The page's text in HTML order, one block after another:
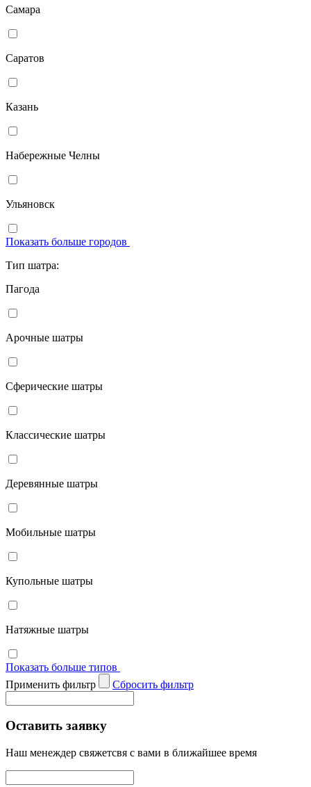
Самара
Саратов
Казань
Набережные Челны
Ульяновск
Показать больше городов
Тип шатра:
Пагода
Арочные шатры
Сферические шатры
Классические шатры
Деревянные шатры
Мобильные шатры
Купольные шатры
Натяжные шатры
Показать больше типов
Применить фильтр
Cбросить фильтр
Оставить заявку
Наш менеждер свяжетсвя с вами в ближайшее время